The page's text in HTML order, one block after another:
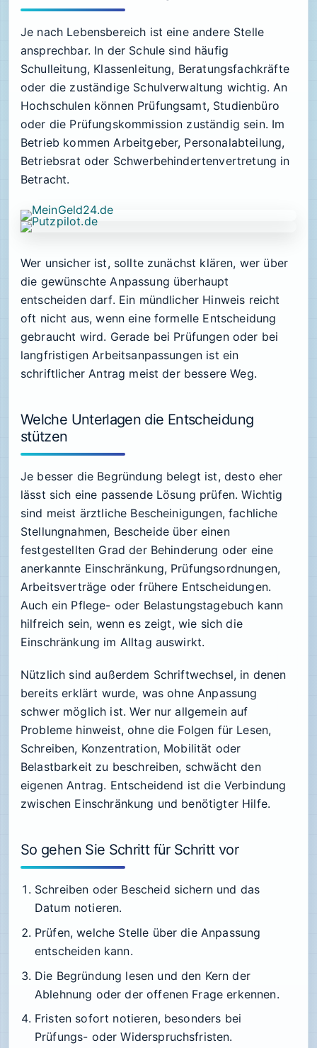
Je nach Lebensbereich ist eine andere Stelle
ansprechbar. In der Schule sind häufig
Schulleitung, Klassenleitung, Beratungsfachkräfte
oder die zuständige Schulverwaltung wichtig. An
Hochschulen können Prüfungsamt, Studienbüro
oder die Prüfungskommission zuständig sein. Im
Betrieb kommen Arbeitgeber, Personalabteilung,
Betriebsrat oder Schwerbehindertenvertretung in
Betracht.
Wer unsicher ist, sollte zunächst klären, wer über
die gewünschte Anpassung überhaupt
entscheiden darf. Ein mündlicher Hinweis reicht
oft nicht aus, wenn eine formelle Entscheidung
gebraucht wird. Gerade bei Prüfungen oder bei
langfristigen Arbeitsanpassungen ist ein
schriftlicher Antrag meist der bessere Weg.
Welche Unterlagen die Entscheidung
stützen
Je besser die Begründung belegt ist, desto eher
lässt sich eine passende Lösung prüfen. Wichtig
sind meist ärztliche Bescheinigungen, fachliche
Stellungnahmen, Bescheide über einen
festgestellten Grad der Behinderung oder eine
anerkannte Einschränkung, Prüfungsordnungen,
Arbeitsverträge oder frühere Entscheidungen.
Auch ein Pflege- oder Belastungstagebuch kann
hilfreich sein, wenn es zeigt, wie sich die
Einschränkung im Alltag auswirkt.
Nützlich sind außerdem Schriftwechsel, in denen
bereits erklärt wurde, was ohne Anpassung
schwer möglich ist. Wer nur allgemein auf
Probleme hinweist, ohne die Folgen für Lesen,
Schreiben, Konzentration, Mobilität oder
Belastbarkeit zu beschreiben, schwächt den
eigenen Antrag. Entscheidend ist die Verbindung
zwischen Einschränkung und benötigter Hilfe.
So gehen Sie Schritt für Schritt vor
Schreiben oder Bescheid sichern und das
Datum notieren.
Prüfen, welche Stelle über die Anpassung
entscheiden kann.
Die Begründung lesen und den Kern der
Ablehnung oder der offenen Frage erkennen.
Fristen sofort notieren, besonders bei
Prüfungs- oder Widerspruchsfristen.